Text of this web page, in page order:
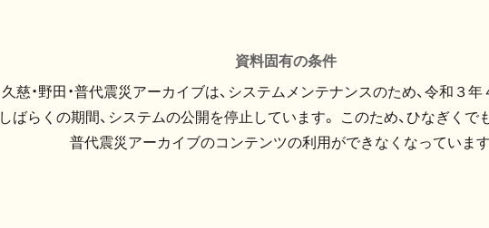
資料固有の条件
久慈・野田・普代震災アーカイブは、システムメンテナンスのため、令和３
しばらくの期間、システムの公開を停止しています。 このため、ひなぎくでも
普代震災アーカイブのコンテンツの利用ができなくなっています